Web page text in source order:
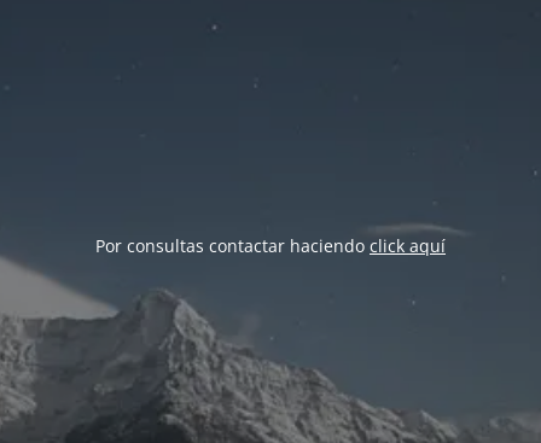
Por consultas contactar haciendo click aquí